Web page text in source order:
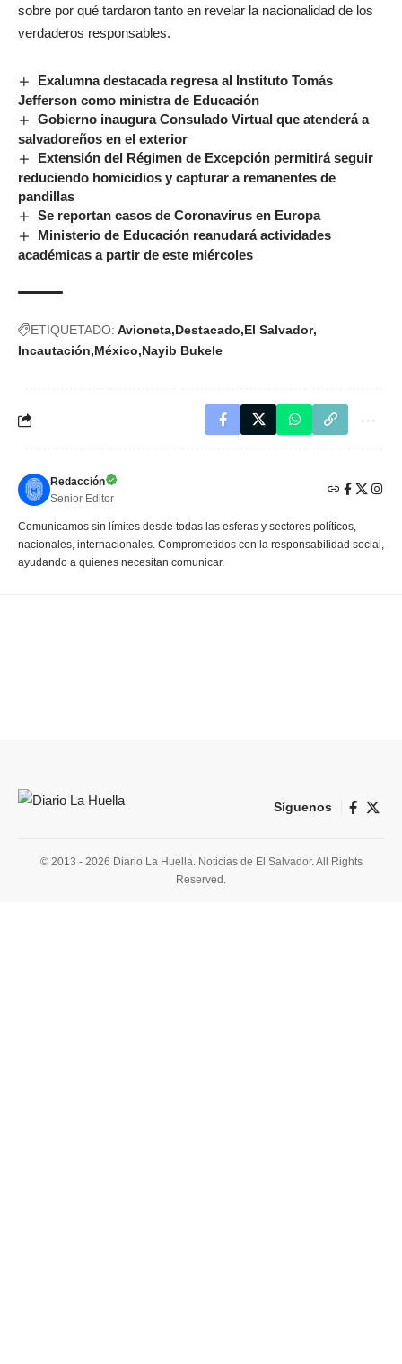
sobre por qué tardaron tanto en revelar la nacionalidad de los
verdaderos responsables.
Exalumna destacada regresa al Instituto Tomás
Jefferson como ministra de Educación
Gobierno inaugura Consulado Virtual que atenderá a
salvadoreños en el exterior
Extensión del Régimen de Excepción permitirá seguir
reduciendo homicidios y capturar a remanentes de
pandillas
Se reportan casos de Coronavirus en Europa
Ministerio de Educación reanudará actividades
académicas a partir de este miércoles
ETIQUETADO: Avioneta Destacado El Salvador
Incautación México Nayib Bukele
Redacción
Senior Editor
Comunicamos sin límites desde todas las esferas y sectores políticos,
nacionales, internacionales. Comprometidos con la responsabilidad social,
ayudando a quienes necesitan comunicar.
Síguenos
© 2013 - 2026 Diario La Huella. Noticias de El Salvador. All Rights
Reserved.